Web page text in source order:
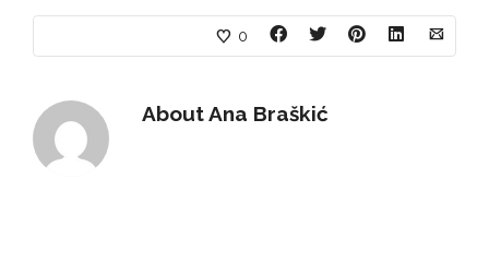
0
AboutAna Braškić